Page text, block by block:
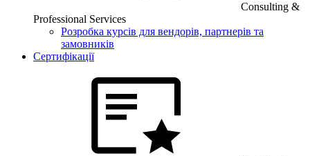
Consulting &
Professional Services
Розробка курсів для вендорів, партнерів та
замовників
Сертифікації